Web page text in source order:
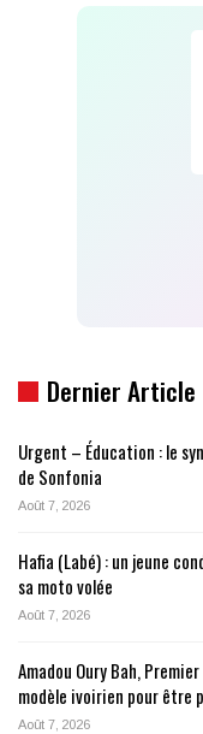
Dernier Article
Urgent – Éducation : le
de Sonfonia
Août 7, 2026
Hafia (Labé) : un jeune
sa moto volée
Août 7, 2026
Amadou Oury Bah,
modèle ivoirien pour être
Août 7, 2026